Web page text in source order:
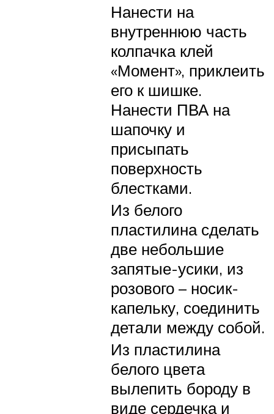
Нанести на
внутреннюю часть
колпачка клей
«Момент», приклеить
его к шишке.
Нанести ПВА на
шапочку и
присыпать
поверхность
блестками.
Из белого
пластилина сделать
две небольшие
запятые-усики, из
розового – носик-
капельку, соединить
детали между собой.
Из пластилина
белого цвета
вылепить бороду в
виде сердечка и